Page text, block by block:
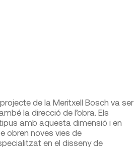
de la Meritxell Bosch va ser
la direcció de l’obra. Els
amb aquesta dimensió i en
obren noves vies de
en el disseny de